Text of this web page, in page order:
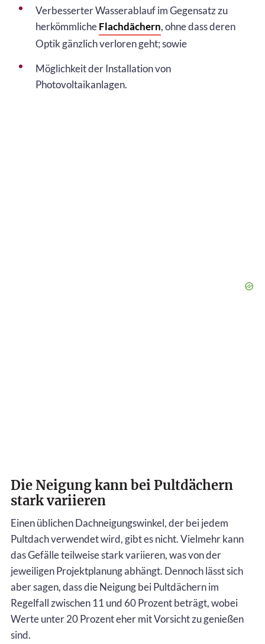
Verbesserter Wasserablauf im Gegensatz zu
herkömmlicheFlachdächern, ohne dass deren
Optik gänzlich verloren geht; sowie
Möglichkeit der Installation von
Photovoltaikanlagen.
Die Neigung kann bei Pultdächern
stark variieren
Einen üblichen Dachneigungswinkel, der bei jedem
Pultdach verwendet wird, gibt es nicht. Vielmehr kann
das Gefälle teilweise stark variieren, was von der
jeweiligen Projektplanung abhängt. Dennoch lässt sich
aber sagen, dass die Neigung bei Pultdächern im
Regelfall zwischen 11 und 60 Prozent beträgt, wobei
Werte unter 20 Prozent eher mit Vorsicht zu genießen
sind.